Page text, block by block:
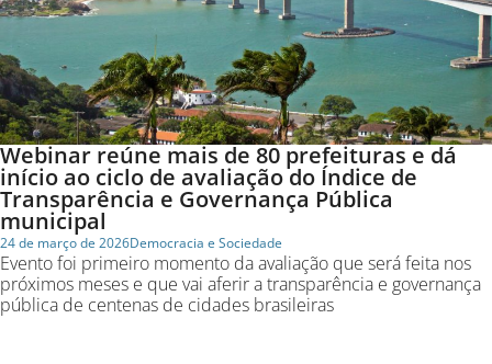
Webinar reúne mais de 80 prefeituras e dá
início ao ciclo de avaliação do Índice de
Transparência e Governança Pública
municipal
24 de março de 2026Democracia e Sociedade
Evento foi primeiro momento da avaliação que será feita nos
próximos meses e que vai aferir a transparência e governança
pública de centenas de cidades brasileiras